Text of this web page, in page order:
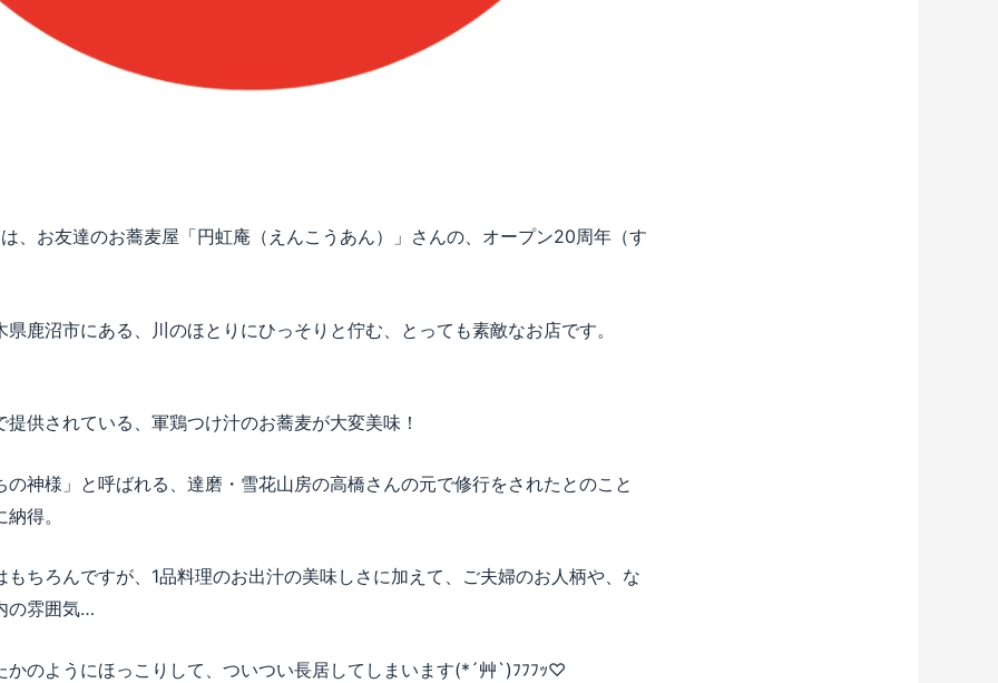
、お友達のお蕎麦屋「円虹庵（えんこうあん）」さんの、オープン20周年（す
鹿沼市にある、川のほとりにひっそりと佇む、とっても素敵なお店です。
供されている、軍鶏つけ汁のお蕎麦が大変美味！
の神様」と呼ばれる、達磨・雪花山房の高橋さんの元で修行をされたとのこと
得。
もちろんですが、1品料理のお出汁の美味しさに加えて、ご夫婦のお人柄や、な
の雰囲気…
かのようにほっこりして、ついつい長居してしまいます(*´艸`)ﾌﾌﾌｯ♡